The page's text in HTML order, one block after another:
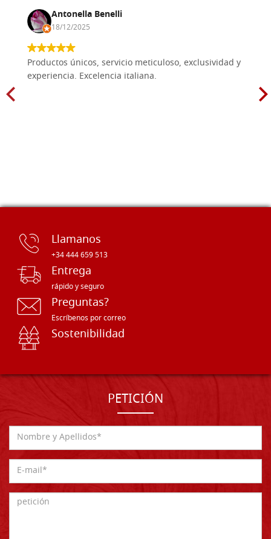
Antonella Benelli
18/12/2025
Productos únicos, servicio meticuloso, exclusividad y
experiencia. Excelencia italiana.
Llamanos
+34 444 659 513
Entrega
rápido y seguro
Preguntas?
Escríbenos por correo
Sostenibilidad
PETICIÓN